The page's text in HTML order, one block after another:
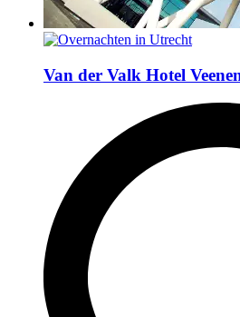
Van der Valk Hotel